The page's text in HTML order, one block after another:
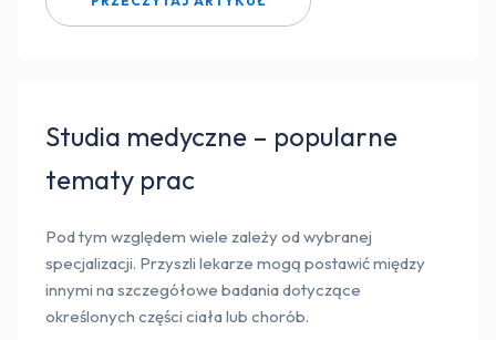
Studia medyczne – popularne
tematy prac
Pod tym względem wiele zależy od wybranej
specjalizacji. Przyszli lekarze mogą postawić między
innymi na szczegółowe badania dotyczące
określonych części ciała lub chorób.